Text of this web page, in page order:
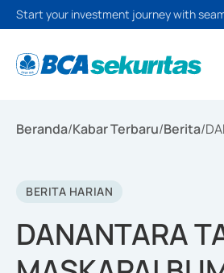
Start your investment journey with
Beranda/Kabar Terbaru/Berita/
BERITA HARIAN
DANANTARA